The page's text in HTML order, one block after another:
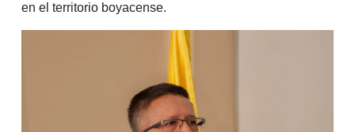
en el territorio boyacense.